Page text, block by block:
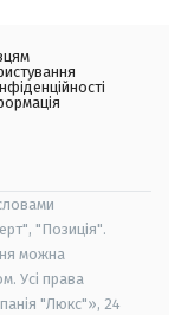
"Позиція".
можна
Усі права
"Люкс"», 24